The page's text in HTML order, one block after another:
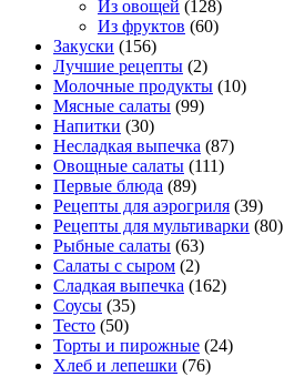
Из овощей (128)
Из фруктов (60)
Закуски (156)
Лучшие рецепты (2)
Молочные продукты (10)
Мясные салаты (99)
Напитки (30)
Несладкая выпечка (87)
Овощные салаты (111)
Первые блюда (89)
Рецепты для аэрогриля (39)
Рецепты для мультиварки (80)
Рыбные салаты (63)
Салаты с сыром (2)
Сладкая выпечка (162)
Соусы (35)
Тесто (50)
Торты и пирожные (24)
Хлеб и лепешки (76)